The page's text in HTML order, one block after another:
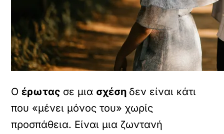
Οέρωτας σε μια σχέση δεν είναι κάτι
που «μένει μόνος του» χωρίς
προσπάθεια. Είναι μια ζωντανή